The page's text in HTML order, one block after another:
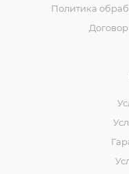
Политика